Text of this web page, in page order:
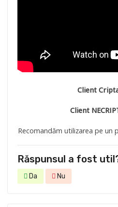
Client
Client
Recomandăm utilizarea pe un
Răspunsul a fost
Da Nu